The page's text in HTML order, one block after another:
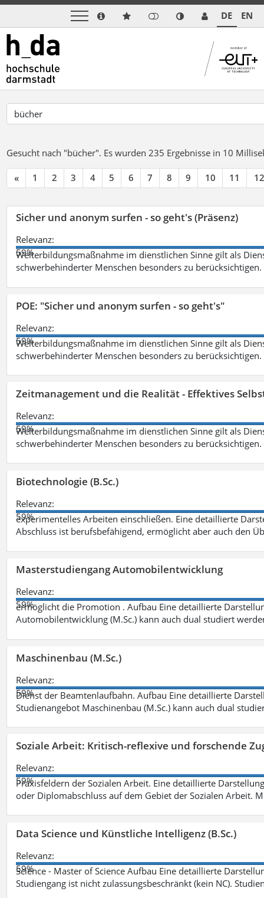
DE EN
Gesucht nach "bücher". Es wurden 235 Ergebnisse in 10
« 1 2 3 4 5 6 7 8 9 10 11 12
Sicher und anonym surfen - so geht's (Präsenz)
Relevanz:
59%
Weiterbildungsmaßnahme im dienstlichen Sinne gilt als
schwerbehinderter Menschen besonders zu berücksichtigen.
POE: "Sicher und anonym surfen - so geht's"
Relevanz:
59%
Weiterbildungsmaßnahme im dienstlichen Sinne gilt als
schwerbehinderter Menschen besonders zu berücksichtigen.
Zeitmanagement und die Realität - Effektives
Relevanz:
59%
Weiterbildungsmaßnahme im dienstlichen Sinne gilt als
schwerbehinderter Menschen besonders zu berücksichtigen.
Biotechnologie (B.Sc.)
Relevanz:
59%
experimentelles Arbeiten einschließen. Eine detaillierte
Abschluss ist berufsbefähigend, ermöglicht aber auch den
Masterstudiengang Automobilentwicklung
Relevanz:
59%
ermöglicht die Promotion . Aufbau Eine detaillierte
Automobilentwicklung (M.Sc.) kann auch dual studiert
Maschinenbau (M.Sc.)
Relevanz:
59%
Dienst der Beamtenlaufbahn. Aufbau Eine detaillierte
Studienangebot Maschinenbau (M.Sc.) kann auch dual
Soziale Arbeit: Kritisch-reflexive und forschende
Relevanz:
59%
Praxisfeldern der Sozialen Arbeit. Eine detaillierte
oder Diplomabschluss auf dem Gebiet der Sozialen Arbeit.
Data Science und Künstliche Intelligenz (B.Sc.)
Relevanz:
59%
Science - Master of Science Aufbau Eine detaillierte
Studiengang ist nicht zulassungsbeschränkt (kein NC).